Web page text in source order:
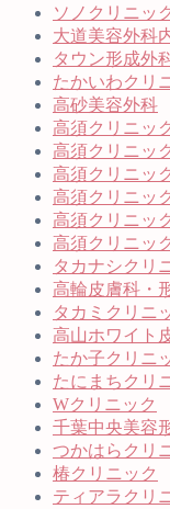
ソノクリニッ
大道美容外科
タウン形成外
たかいわクリ
高砂美容外科
高須クリニッ
高須クリニッ
高須クリニッ
高須クリニッ
高須クリニッ
高須クリニッ
タカナシクリ
高輪皮膚科・
タカミクリニ
高山ホワイト
たか子クリニ
たにまちクリ
Wクリニック
千葉中央美容
つかはらクリ
椿クリニック
ティアラクリ